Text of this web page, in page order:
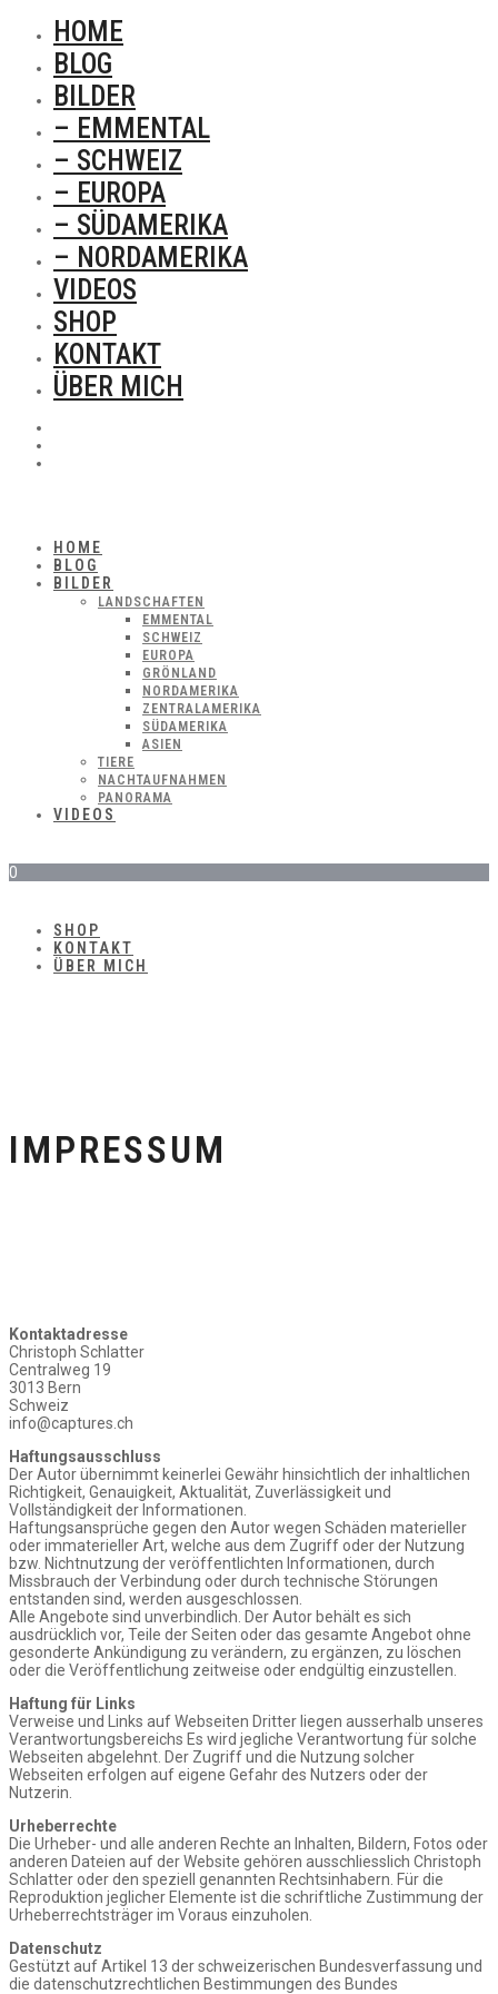
HOME
BLOG
BILDER
– EMMENTAL
– SCHWEIZ
– EUROPA
– SÜDAMERIKA
– NORDAMERIKA
VIDEOS
SHOP
KONTAKT
ÜBER MICH
HOME
BLOG
BILDER
LANDSCHAFTEN
EMMENTAL
SCHWEIZ
EUROPA
GRÖNLAND
NORDAMERIKA
ZENTRALAMERIKA
SÜDAMERIKA
ASIEN
TIERE
NACHTAUFNAHMEN
PANORAMA
VIDEOS
0
SHOP
KONTAKT
ÜBER MICH
IMPRESSUM
Kontaktadresse
Christoph Schlatter
Centralweg 19
3013 Bern
Schweiz
info@captures.ch
Haftungsausschluss
Der Autor übernimmt keinerlei Gewähr hinsichtlich der inhaltlichen
Richtigkeit, Genauigkeit, Aktualität, Zuverlässigkeit und
Vollständigkeit der Informationen.
Haftungsansprüche gegen den Autor wegen Schäden materieller
oder immaterieller Art, welche aus dem Zugriff oder der Nutzung
bzw. Nichtnutzung der veröffentlichten Informationen, durch
Missbrauch der Verbindung oder durch technische Störungen
entstanden sind, werden ausgeschlossen.
Alle Angebote sind unverbindlich. Der Autor behält es sich
ausdrücklich vor, Teile der Seiten oder das gesamte Angebot ohne
gesonderte Ankündigung zu verändern, zu ergänzen, zu löschen
oder die Veröffentlichung zeitweise oder endgültig einzustellen.
Haftung für Links
Verweise und Links auf Webseiten Dritter liegen ausserhalb unseres
Verantwortungsbereichs Es wird jegliche Verantwortung für solche
Webseiten abgelehnt. Der Zugriff und die Nutzung solcher
Webseiten erfolgen auf eigene Gefahr des Nutzers oder der
Nutzerin.
Urheberrechte
Die Urheber- und alle anderen Rechte an Inhalten, Bildern, Fotos oder
anderen Dateien auf der Website gehören ausschliesslich Christoph
Schlatter oder den speziell genannten Rechtsinhabern. Für die
Reproduktion jeglicher Elemente ist die schriftliche Zustimmung der
Urheberrechtsträger im Voraus einzuholen.
Datenschutz
Gestützt auf Artikel 13 der schweizerischen Bundesverfassung und
die datenschutzrechtlichen Bestimmungen des Bundes